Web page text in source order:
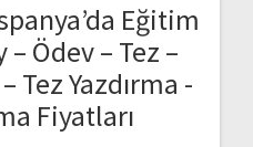
Eğitim
Ödev – Tez –
Tez Yazdırma -
Fiyatları